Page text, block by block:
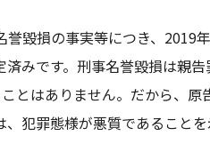
毀損の事実等につき、2019
みです。刑事名誉毀損は親
とはありません。だから、原
犯罪態様が悪質であることを